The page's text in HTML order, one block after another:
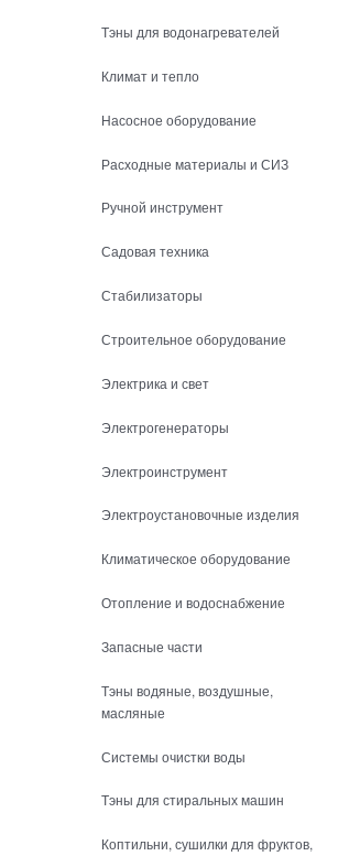
Тэны для водонагревателей
Климат и тепло
Насосное оборудование
Расходные материалы и СИЗ
Ручной инструмент
Садовая техника
Стабилизаторы
Строительное оборудование
Электрика и свет
Электрогенераторы
Электроинструмент
Электроустановочные изделия
Климатическое оборудование
Отопление и водоснабжение
Запасные части
Тэны водяные, воздушные,
масляные
Системы очистки воды
Тэны для стиральных машин
Коптильни, сушилки для фруктов,